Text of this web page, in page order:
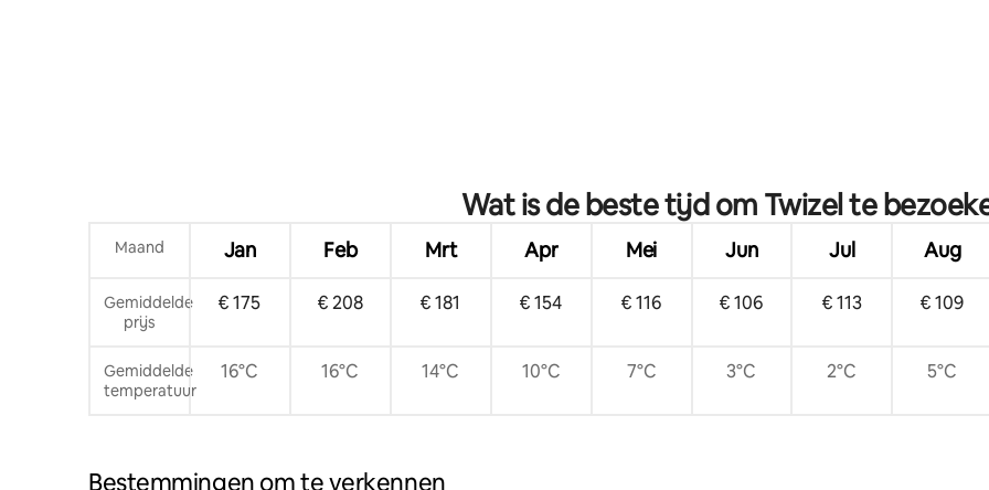
Wat is de beste tijd om Twizel te
Maand Jan Feb Mrt Apr Mei Jun Jul Aug
Gemiddelde
prijs
€ 175 € 208 € 181 € 154 € 116 € 106 € 113 € 109
Gemiddelde
temperatuur
16°C 16°C 14°C 10°C 7°C 3°C 2°C 5°C
Bestemmingen om te verkennen